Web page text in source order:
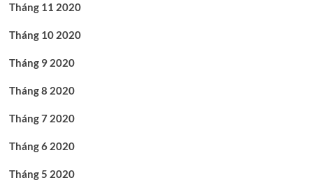
Tháng 11 2020
Tháng 10 2020
Tháng 9 2020
Tháng 8 2020
Tháng 7 2020
Tháng 6 2020
Tháng 5 2020